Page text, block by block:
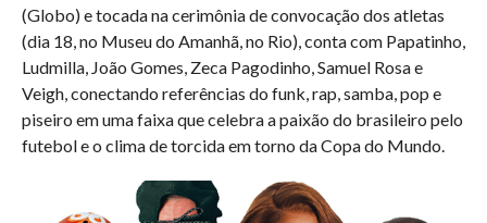
(Globo) e tocada na cerimônia de convocação dos atletas
(dia 18, no Museu do Amanhã, no Rio), conta com Papatinho,
Ludmilla, João Gomes, Zeca Pagodinho, Samuel Rosa e
Veigh, conectando referências do funk, rap, samba, pop e
piseiro em uma faixa que celebra a paixão do brasileiro pelo
futebol e o clima de torcida em torno da Copa do Mundo.